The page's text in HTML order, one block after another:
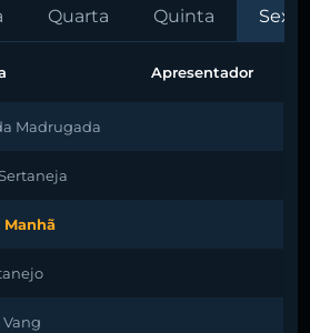
Quarta Quinta Sexta
Apresentador
Madrugada
Manhã